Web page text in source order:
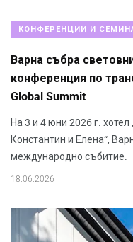
КОНФЕРЕНЦИИ И
Варна събра
конференция по
Global Summit
На 3 и 4 юни 2026 г. хотел
Константин и Елена“,
международно събитие.
18.06.2026